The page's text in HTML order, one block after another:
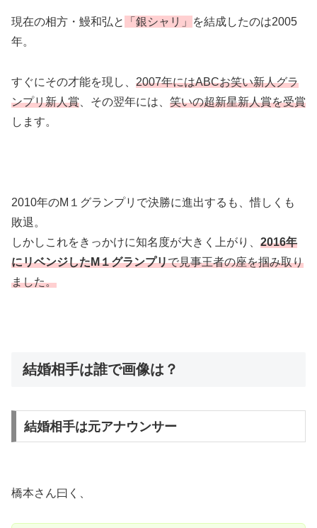
現在の相方・鰻和弘と 「銀シャリ」
を結成したのは2005
年。
すぐにその才能を現し、 2007年にはABCお笑い新人グラ
ンプリ新人賞 、その翌年には、 笑いの超新星新人賞を受賞
します。
2010年のM１グランプリで決勝に進出するも、惜しくも
敗退。
しかしこれをきっかけに知名度が大きく上がり、 2016年
にリベンジしたM１グランプリで見事王者の座を掴み取り
ました。
結婚相手は誰で画像は？
結婚相手は元アナウンサー
橋本さん曰く、